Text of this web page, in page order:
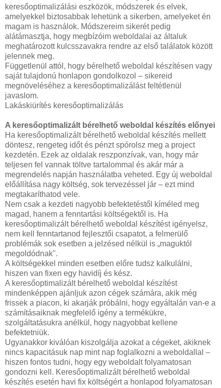
keresőoptimalizálási eszközök, módszerek és elvek,
amelyekkel biztosabbak lehetünk a sikerben, amelyeket én
magam is használok. Módszereim sikerét pedig
alátámasztja, hogy megbízóim weboldalai az általuk
meghatározott kulcsszavakra rendre az első találatok között
jelennek meg.
Függetlenül attól, hogy bérelhető weboldal készítésen vagy
saját tulajdonú honlapon gondolkozol – sikereid
megnöveléséhez a keresőoptimalizálást feltétlenül
javaslom.
Lakáskiürítés keresőoptimalizálás
A keresőoptimalizált bérelhető weboldal készítés előnyei
Ha keresőoptimalizált bérelhető weboldal készítés mellett
döntesz, rengeteg időt és pénzt spórolsz meg a project
kezdetén. Ezek az oldalak reszponzívak, van, hogy már
teljesen fel vannak töltve tartalommal és akár már a
megrendelés napján használatba veheted. Egy új weboldal
előállítása nagy költség, sok tervezéssel jár – ezt mind
megtakaríthatod vele.
Nem csak a kezdeti nagyobb befektetéstől kíméled meg
magad, hanem a fenntartási költségektől is. Ha
keresőoptimalizált bérelhető weboldal készítést igényelsz,
nem kell fenntartanod fejlesztői csapatot, a felmerülő
problémák sok esetben a jelzésed nélkül is „maguktól
megoldódnak".
A költségekkel minden esetben előre tudsz kalkulálni,
hiszen van fixen egy havidíj és kész.
A keresőoptimalizált bérelhető weboldal készítést
mindenképpen ajánljuk azon cégek számára, akik még
frissek a piacon, ki akarják próbálni, hogy egyáltalán van-e a
számításaiknak megfelelő igény a termékükre,
szolgáltatásukra anélkül, hogy nagyobbat kellene
befektetniük.
Ugyanakkor kiválóan kiszolgálja azokat a cégeket, akiknek
nincs kapacitásuk nap mint nap foglalkozni a weboldallal –
hiszen fontos tudni, hogy egy weboldalt folyamatosan
gondozni kell. Keresőoptimalizált bérelhető weboldal
készítés esetén havi fix költségért a honlapod folyamatosan